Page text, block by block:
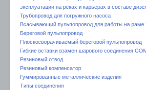
эксплуатации на реках и карьерах в составе
Трубопровод для погружного насоса
Всасывающий пульпопровод для работы на раме
Береговой пульпопровод
Плоскосворачиваемый береговой пульпопровод
Гибкие вставки взамен шарового соединения
Резиновый отвод
Резиновый компенсатор
Гуммированные металлические изделия
Типы соединения